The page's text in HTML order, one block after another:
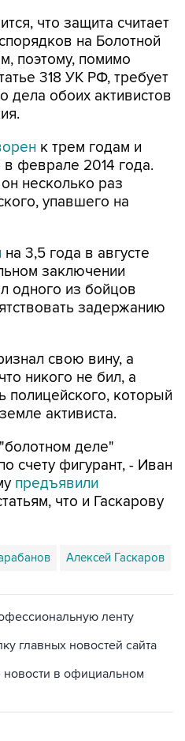
что защита считает
на Болотной
поэтому, помимо
318 УК РФ, требует
дела обоих активистов
к трем годам и
феврале 2014 года.
несколько раз
упавшего на
на 3,5 года в августе
заключении
одного из бойцов
задержанию
свою вину, а
никого не бил, а
полицейского, который
активиста.
деле"
счету фигурант, - Иван
предъявили
что и Гаскарову
Алексей Гаскаров
ленту
главных новостей сайта
новости в официальном